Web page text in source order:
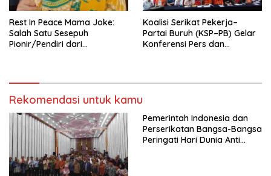
Rest In Peace Mama Joke:
Salah Satu Sesepuh
Pionir/Pendiri dari
Koalisi Serikat Pekerja–
Partai Buruh (KSP–PB) Gelar
Konferensi Pers dan
Rekomendasi untuk kamu
Pemerintah Indonesia dan
Perserikatan Bangsa-Bangsa
Peringati Hari Dunia Anti